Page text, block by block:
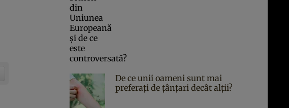
De ce unii oameni sunt mai
preferați de țânțari decât alții?